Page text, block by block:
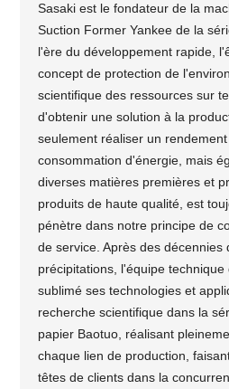
Sasaki est le fondateur de la
Suction Former Yankee de la
l'ère du développement rapide,
concept de protection de
scientifique des ressources sur
d'obtenir une solution à la
seulement réaliser un
consommation d'énergie, mais
diverses matières premières et
produits de haute qualité, est
pénètre dans notre principe de
de service. Après des décennies
précipitations, l'équipe technique
sublimé ses technologies et
recherche scientifique dans la
papier Baotuo, réalisant
chaque lien de production,
têtes de clients dans la